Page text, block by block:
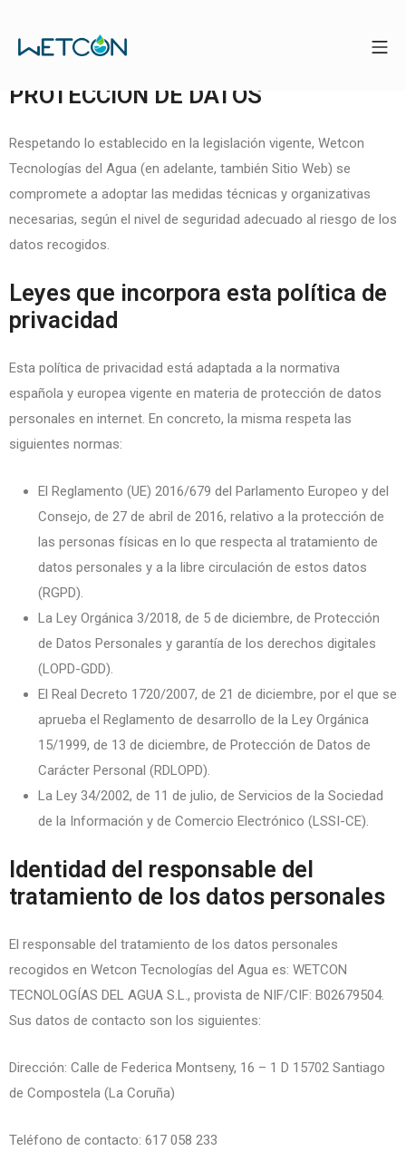
PROTECCIÓN DE DATOS
Respetando lo establecido en la legislación vigente, Wetcon
Tecnologías del Agua (en adelante, también Sitio Web) se
compromete a adoptar las medidas técnicas y organizativas
necesarias, según el nivel de seguridad adecuado al riesgo de los
datos recogidos.
Leyes que incorpora esta política de
privacidad
Esta política de privacidad está adaptada a la normativa
española y europea vigente en materia de protección de datos
personales en internet. En concreto, la misma respeta las
siguientes normas:
El Reglamento (UE) 2016/679 del Parlamento Europeo y del
Consejo, de 27 de abril de 2016, relativo a la protección de
las personas físicas en lo que respecta al tratamiento de
datos personales y a la libre circulación de estos datos
(RGPD).
La Ley Orgánica 3/2018, de 5 de diciembre, de Protección
de Datos Personales y garantía de los derechos digitales
(LOPD-GDD).
El Real Decreto 1720/2007, de 21 de diciembre, por el que se
aprueba el Reglamento de desarrollo de la Ley Orgánica
15/1999, de 13 de diciembre, de Protección de Datos de
Carácter Personal (RDLOPD).
La Ley 34/2002, de 11 de julio, de Servicios de la Sociedad
de la Información y de Comercio Electrónico (LSSI-CE).
Identidad del responsable del
tratamiento de los datos personales
El responsable del tratamiento de los datos personales
recogidos en Wetcon Tecnologías del Agua es: WETCON
TECNOLOGÍAS DEL AGUA S.L., provista de NIF/CIF: B02679504.
Sus datos de contacto son los siguientes:
Dirección: Calle de Federica Montseny, 16 – 1 D 15702 Santiago
de Compostela (La Coruña)
Teléfono de contacto: 617 058 233